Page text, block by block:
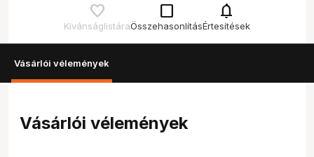
Kívánságlistára
check_box_outline_blank
Összehasonlítás
notifications
Értesítések
Vásárlói vélemények
Vásárlói vélemények